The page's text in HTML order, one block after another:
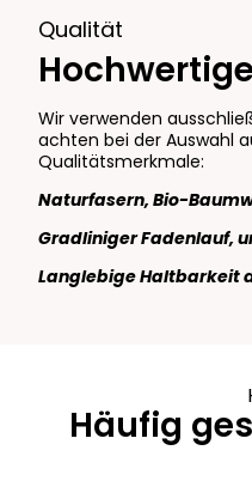
Qualität
Wir verwenden
achten bei der Auswahl
Qualitätsmerkmale:
Naturfasern, Bio-
Gradliniger Fadenlauf,
Langlebige Haltbarkeit
Häufig